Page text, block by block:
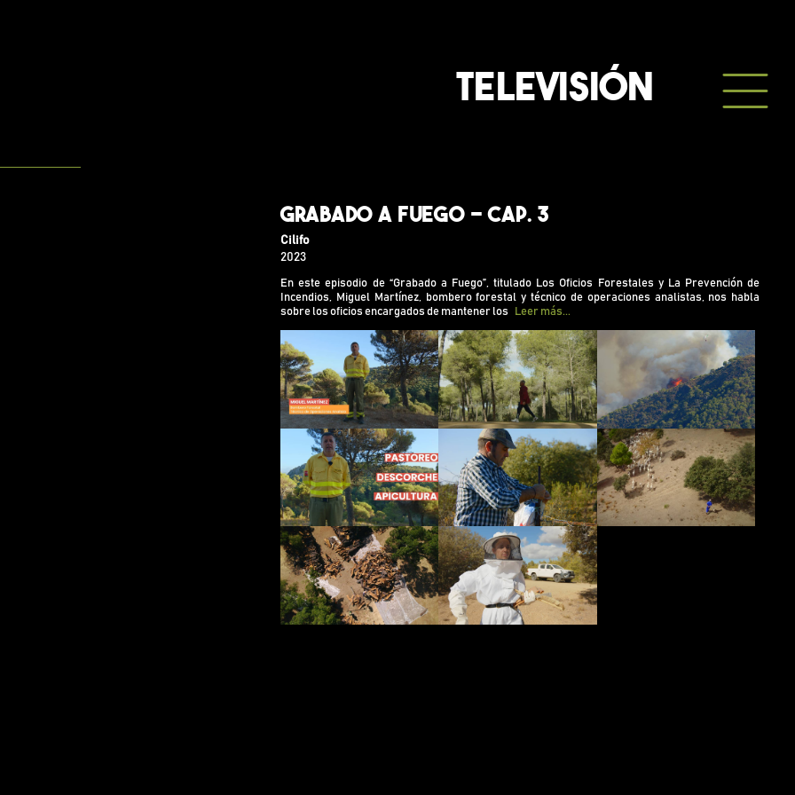
TELEVISIÓN
Grabado a Fuego - Cap. 3
Cilifo
2023
En este episodio de “Grabado a Fuego”, titulado Los Oficios Forestales y La Prevención de
Incendios, Miguel Martínez, bombero forestal y técnico de operaciones analistas, nos habla
sobre los oficios encargados de mantener los
Leer más...
En este episodio de “Grabado a Fuego”, titulado Los Oficios Forestales
y La Prevención de Incendios, Miguel Martínez, bombero forestal y
técnico de operaciones analistas, nos habla sobre los oficios
encargados de mantener los bosques cuidados para que podamos
disfrutar de una naturaleza viva.